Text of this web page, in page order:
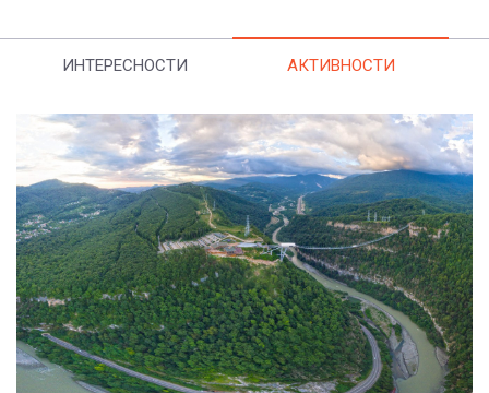
ИНТЕРЕСНОСТИ АКТИВНОСТИ